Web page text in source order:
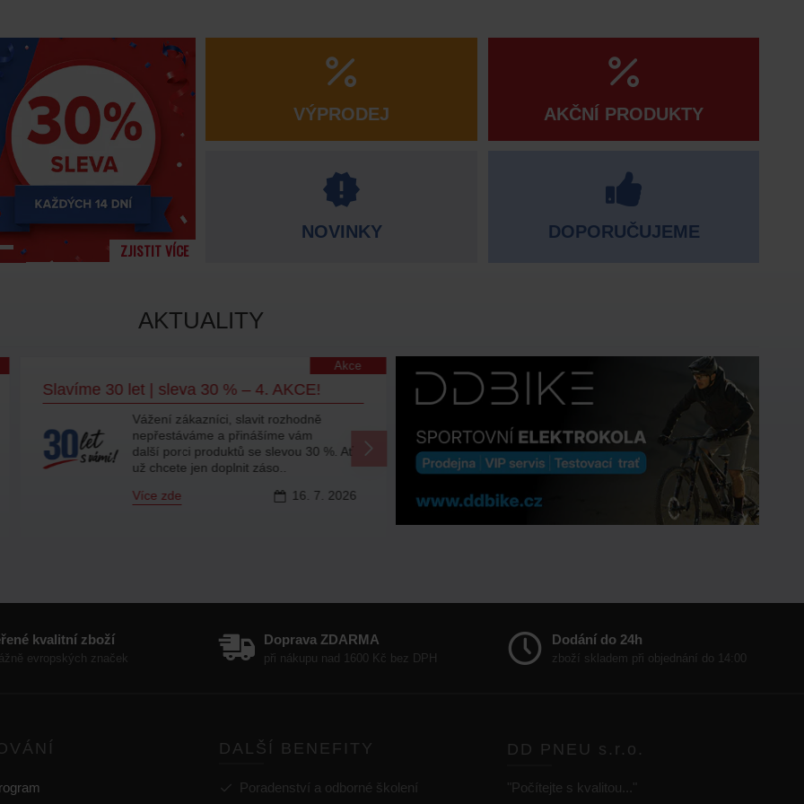
ZJISTIT VÍCE
VÝPRODEJ
NOVINKY
AKČNÍ PRODUKTY
DOPORUČUJEME
AKTUALITY
Slavíme 30 let | sleva 30 % – 4. AKCE!
Akce
16. 7. 2026
Vážení zákazníci, slavit rozhodně
nepřestáváme a přinášíme vám
další porci produktů se slevou 30 %. Ať
už chcete jen doplnit záso..
Více zde
kvalitní zboží
evropských značek
Doprava ZDARMA
při nákupu nad 1600 Kč bez DPH
Dodání do 24h
zboží skladem při objednání do 14:00
DALŠÍ BENEFITY
Poradenství a odborné školení
DD PNEU s.r.o.
"Počítejte s kvalitou..."